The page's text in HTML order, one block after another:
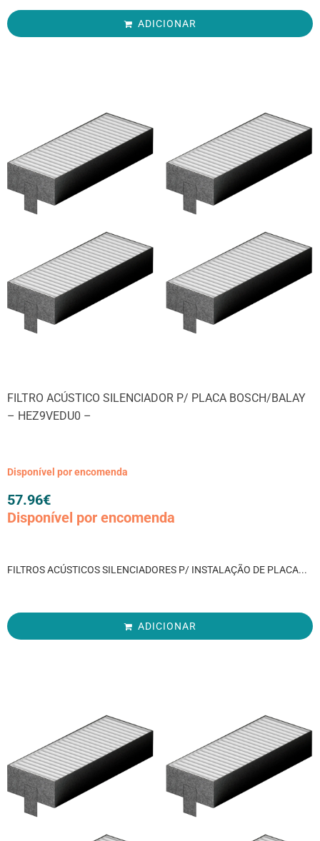
ADICIONAR
FILTRO ACÚSTICO SILENCIADOR P/ PLACA BOSCH/BALAY
– HEZ9VEDU0 –
Disponível por encomenda
57.96€
Disponível por encomenda
FILTROS ACÚSTICOS SILENCIADORES P/ INSTALAÇÃO DE PLACA...
ADICIONAR